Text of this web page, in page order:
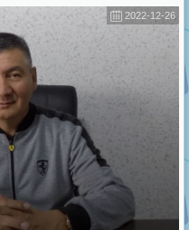
2022-12-26